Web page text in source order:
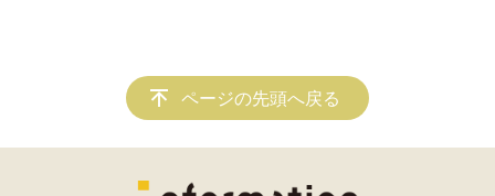
ページの先頭へ戻る